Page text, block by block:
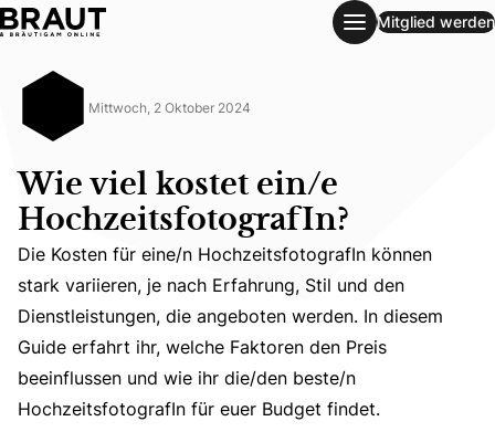
Wie viel kostet ein/e HochzeitsfotografIn?
Mitglied werden
Mittwoch, 2 Oktober 2024
Wie viel kostet ein/e
HochzeitsfotografIn?
Die Kosten für eine/n HochzeitsfotografIn können stark
Die Kosten für eine/n HochzeitsfotografIn können
stark variieren, je nach Erfahrung, Stil und den
Dienstleistungen, die angeboten werden. In diesem
Guide erfahrt ihr, welche Faktoren den Preis
beeinflussen und wie ihr die/den beste/n
HochzeitsfotografIn für euer Budget findet.